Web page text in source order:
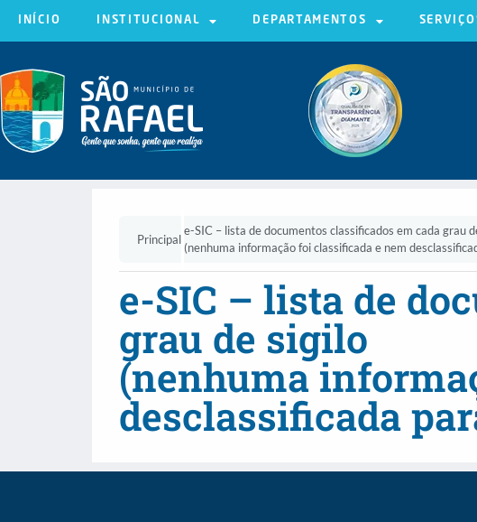
INÍCIO INSTITUCIONAL DEPARTAMENTOS
Principal
e-SIC – lista de documentos classificados em cada grau
(nenhuma informação foi classificada e nem
e-SIC – lista de
grau de sigilo
(nenhuma
desclassificada